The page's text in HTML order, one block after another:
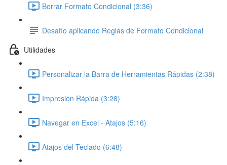
Borrar Formato Condicional (3:36)
Desafío aplicando Reglas de Formato Condicional
Utilidades
Personalizar la Barra de Herramientas Rápidas (2:38)
Impresión Rápida (3:28)
Navegar en Excel - Atajos (5:16)
Atajos del Teclado (6:48)